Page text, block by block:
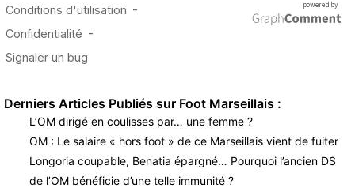
Derniers Articles Publiés sur Foot Marseillais :
L’OM dirigé en coulisses par… une femme ?
OM : Le salaire « hors foot » de ce Marseillais vient de fuiter
Longoria coupable, Benatia épargné… Pourquoi l’ancien DS
de l’OM bénéficie d’une telle immunité ?